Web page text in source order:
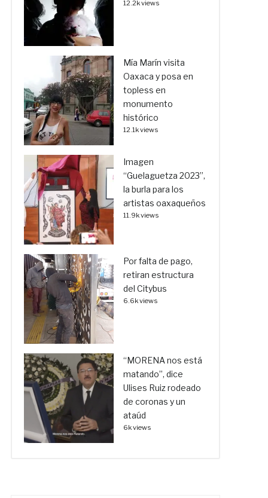
12.2k views
Mía Marín visita
Oaxaca y posa en
topless en
monumento
histórico
12.1k views
Imagen
“Guelaguetza 2023”,
la burla para los
artistas oaxaqueños
11.9k views
Por falta de pago,
retiran estructura
del Citybus
6.6k views
“MORENA nos está
matando”, dice
Ulises Ruiz rodeado
de coronas y un
ataúd
6k views